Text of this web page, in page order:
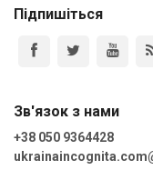
Підпишіться
Зв'язок з нами
+38 050 9364428